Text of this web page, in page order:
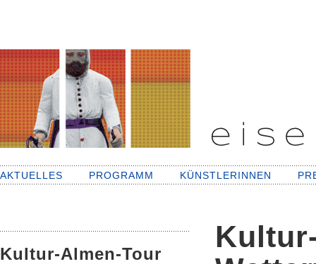
AKTUELLES PROGRAMM KÜNSTLERINNEN
Kultur-Almen-Tour